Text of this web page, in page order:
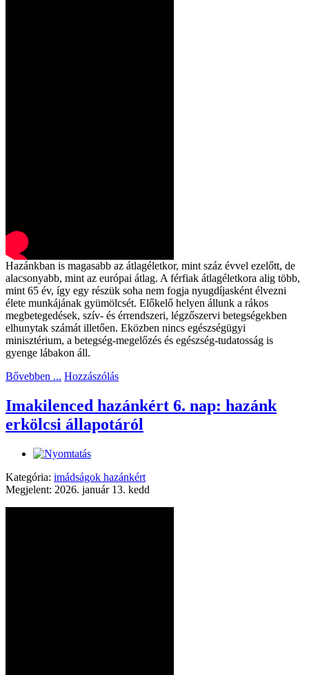
Hazánkban is magasabb az átlagéletkor, mint száz évvel ezelőtt, de
alacsonyabb, mint az európai átlag. A férfiak átlagéletkora alig több,
mint 65 év, így egy részük soha nem fogja nyugdíjasként élvezni
élete munkájának gyümölcsét. Előkelő helyen állunk a rákos
megbetegedések, szív- és érrendszeri, légzőszervi betegségekben
elhunytak számát illetően. Eközben nincs egészségügyi
minisztérium, a betegség-megelőzés és egészség-tudatosság is
gyenge lábakon áll.
Bővebben ... Hozzászólás
Imakilenced hazánkért 6. nap: hazánk
erkölcsi állapotáról
Kategória: imádságok hazánkért
Megjelent: 2026. január 13. kedd